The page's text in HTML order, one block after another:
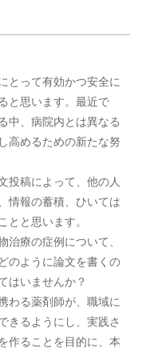
とって有効かつ安全に
と思います。最近で
中、病院内とは異なる
⾼めるための新たな努
投稿によって、他の⼈
情報の蓄積、ひいては
とと思います。
療の症例について、
のように論⽂を書くの
はいませんか？
わる薬剤師が、職域に
きるようにし、実践さ
作ることを⽬的に、本